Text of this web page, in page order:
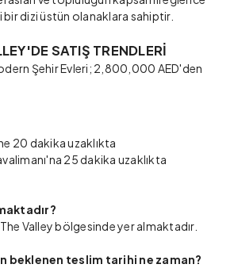
dizi üstün olanaklara sahiptir.
SATIŞ TRENDLERİ
Şehir Evleri; 2,800,000 AED'den
20 dakika uzaklıkta
25 dakika uzaklıkta
Valley bölgesinde yer almaktadır.
beklenen teslim tarihi ne zaman?